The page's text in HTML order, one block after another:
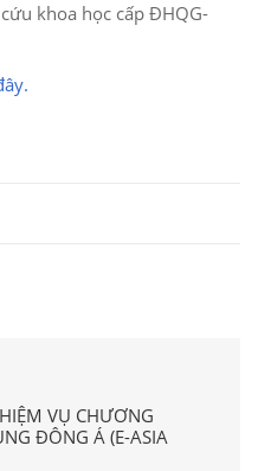
khoa học cấp ĐHQG-
VỤ CHƯƠNG
ĐÔNG Á (E-ASIA